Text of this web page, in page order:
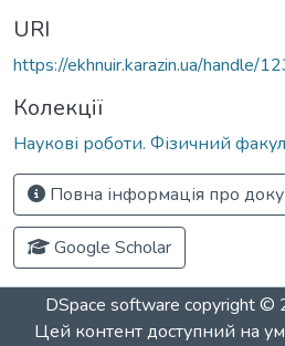
URI
https://ekhnuir.karazin.ua/handle/
Колекції
Наукові роботи. Фізичний
Повна інформація про
Google Scholar
DSpace software copyright ©
Цей контент доступний на